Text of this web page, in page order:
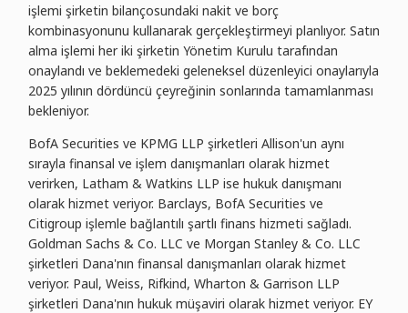
işlemi şirketin bilançosundaki nakit ve borç
kombinasyonunu kullanarak gerçekleştirmeyi planlıyor. Satın
alma işlemi her iki şirketin Yönetim Kurulu tarafından
onaylandı ve beklemedeki geleneksel düzenleyici onaylarıyla
2025 yılının dördüncü çeyreğinin sonlarında tamamlanması
bekleniyor.
BofA Securities ve KPMG LLP şirketleri Allison'un aynı
sırayla finansal ve işlem danışmanları olarak hizmet
verirken, Latham & Watkins LLP ise hukuk danışmanı
olarak hizmet veriyor. Barclays, BofA Securities ve
Citigroup işlemle bağlantılı şartlı finans hizmeti sağladı.
Goldman Sachs & Co. LLC ve Morgan Stanley & Co. LLC
şirketleri Dana'nın finansal danışmanları olarak hizmet
veriyor. Paul, Weiss, Rifkind, Wharton & Garrison LLP
şirketleri Dana'nın hukuk müşaviri olarak hizmet veriyor. EY